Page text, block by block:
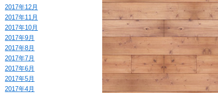
2017年12月
2017年11月
2017年10月
2017年9月
2017年8月
2017年7月
2017年6月
2017年5月
2017年4月